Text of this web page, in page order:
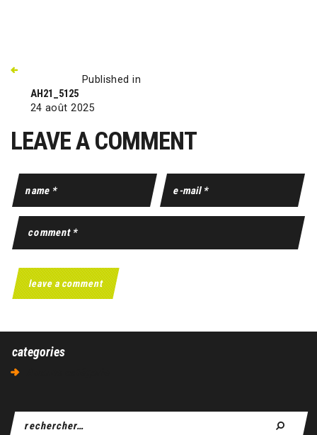
Published in
AH21_5125
24 août 2025
LEAVE A COMMENT
categories